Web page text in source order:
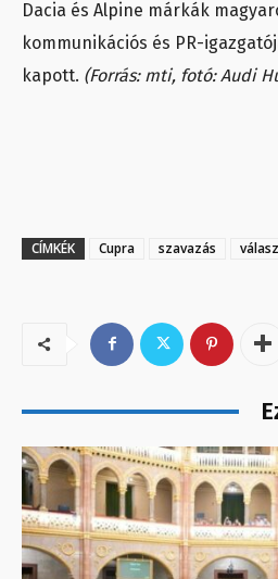
Dacia és Alpine márkák
kommunikációs és PR-
kapott. (Forrás: mti, fotó: Audi
CÍMKÉK Cupra szavazás